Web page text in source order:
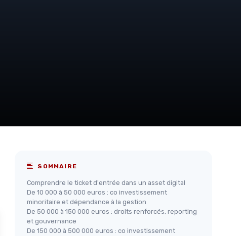
SOMMAIRE
Comprendre le ticket d'entrée dans un asset digital
De 10 000 à 50 000 euros : co investissement
minoritaire et dépendance à la gestion
De 50 000 à 150 000 euros : droits renforcés, reporting
et gouvernance
De 150 000 à 500 000 euros : co investissement